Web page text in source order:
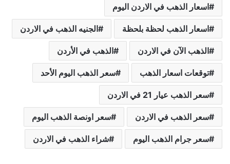
اسعار الذهب في الاردن اليوم
اسعار الذهب لحظة بلحظة الجنيه الذهب في الاردن
الذهب الآن في الاردن الذهب في الأردن
توقعات اسعار الذهب سعر الذهب اليوم الأحد
سعر الذهب عيار 21 في الاردن
سعر الذهب في الاردن سعر اونصة الذهب اليوم
سعر جرام الذهب اليوم شراء الذهب في الاردن